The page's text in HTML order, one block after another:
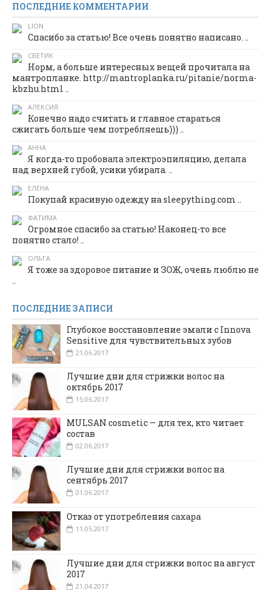
ПОСЛЕДНИЕ КОММЕНТАРИИ
LION
Спасибо за статью! Все очень понятно написано. ..
СВЕТИК
Норм, а больше интересных вещей прочитала на
мантропланке. http://mantroplanka.ru/pitanie/norma-
kbzhu.html ..
АЛЕКСИЯ
Конечно надо считать и главное стараться
сжигать больше чем потребляешь))) ..
АННА
Я когда-то пробовала электроэпиляцию, делала
над верхней губой, усики убирала. ..
ЕЛЕНА
Покупай красивую одежду на sleepything.com ..
ФАТИМА
Огромное спасибо за статью! Наконец-то все
понятно стало! ..
ОЛЬГА
Я тоже за здоровое питание и ЗОЖ, очень люблю не
..
ПОСЛЕДНИЕ ЗАПИСИ
Глубокое восстановление эмали с Innova
Sensitive для чувствительных зубов
21.06.2017
Лучшие дни для стрижки волос на
октябрь 2017
15.06.2017
MULSAN cosmetic — для тех, кто читает
состав
02.06.2017
Лучшие дни для стрижки волос на
сентябрь 2017
01.06.2017
Отказ от употребления сахара
11.05.2017
Лучшие дни для стрижки волос на август
2017
21.04.2017